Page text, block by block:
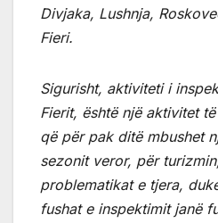
Divjaka, Lushnja,
Fieri.
Sigurisht, aktiviteti i
Fierit, është një aktivitet
që për pak ditë mbushet
sezonit veror, për
problematikat e tjera,
fushat e inspektimit janë